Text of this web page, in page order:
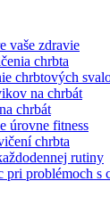
vaše zdravie
chrbta
chrbtových
na chrbát
chrbát
úrovne fitness
chrbta
rutiny
problémoch s